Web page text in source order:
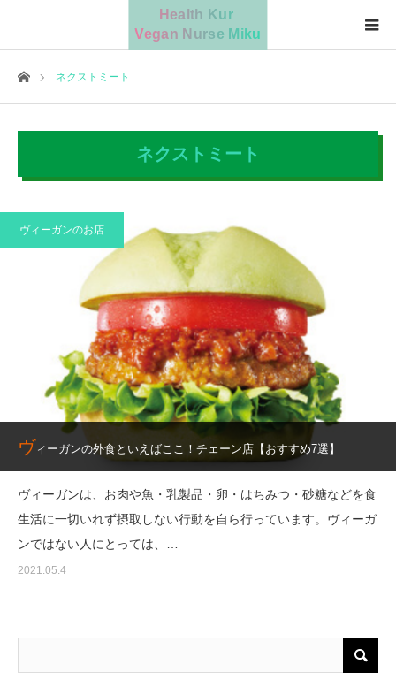
ホームネクストミート
ネクストミート
ヴィーガンのお店
ヴ ィーガンの外食といえばここ！チェーン店【おすすめ7選】
ヴィーガンは、お肉や魚・乳製品・卵・はちみつ・砂糖などを食
生活に一切いれず摂取しない行動を自ら行っています。ヴィーガ
ンではない人にとっては、…
2021.05.4